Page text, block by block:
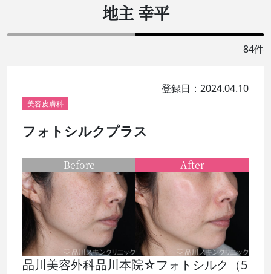
地主 幸平
84件
登録日：2024.04.10
美容皮膚科
フォトシルクプラス
品川美容外科品川本院☆フォトシルク（5
Before After